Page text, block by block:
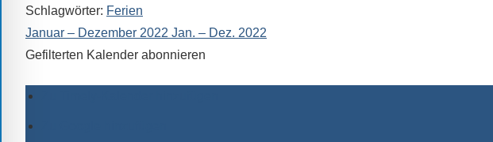
Schlagwörter: Ferien
Januar – Dezember 2022 Jan. – Dez. 2022
Gefilterten Kalender abonnieren